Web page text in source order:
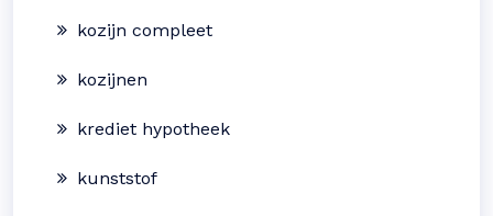
kozijn compleet
kozijnen
krediet hypotheek
kunststof